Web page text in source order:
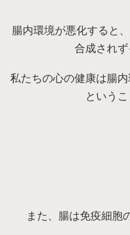
腸内環境が悪化すると
合成されず
私たちの心の健康は腸
というこ
また、腸は免疫細胞